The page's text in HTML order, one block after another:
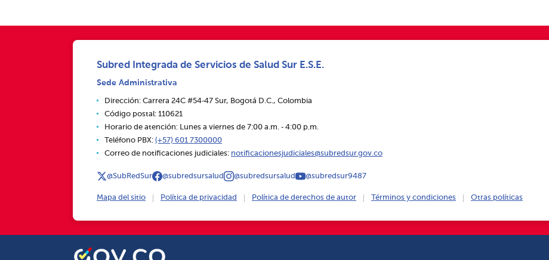
Subred Integrada de Servicios de Salud Sur E.S.E.
Sede Administrativa
Dirección: Carrera 24C #54‑47 Sur, Bogotá D.C., Colombia
Código postal: 110621
Horario de atención: Lunes a viernes de 7:00 a.m. ‑ 4:00 p.m.
Teléfono PBX: (+57) 601 7300000
Correo de notificaciones judiciales: notificacionesjudiciales@subredsur.gov.co
@SubRedSur @subredsursalud @subredsursalud @subredsur9487
Mapa del sitio Política de privacidad Política de derechos de autor Términos y condiciones Otras políticas